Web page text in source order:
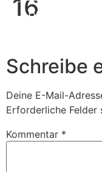
Book Us
16
Schreibe
Deine E-Mail-
Erforderliche Felder
Kommentar *